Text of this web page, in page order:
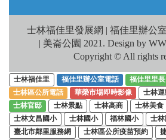
士林福佳里發展網 | 福佳里辦公
| 美崙公園 2021. Design by
Copyright © All rights
士林福佳里 福佳里辦公室電話 福佳里里長
士林區公所電話
華榮市場即時影像 士林
士林官邸
士林景點 士林高商 士林美食
士林文昌國小
士林國小 福林國小 士
臺北市鄰里服務網
士林區公所疫苗預約